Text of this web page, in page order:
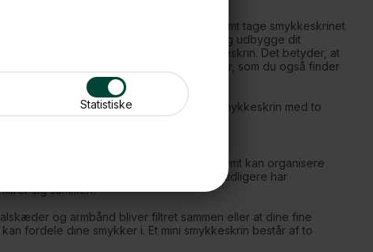
Statistiske
badeværelse og værelse, og du kan nemt tage smykkeskrinet
konceptet er, at du selv kan designe og udbygge dit
hvis du gerne vil udvide dit smykkeskrin. Det betyder, at
Stackers smykkeskrin i andre størrelser, som du også finder
Denne størrelse findes som færdige smykkeskrin med to
smykker og forskellige moduler, så du nemt kan organisere
så de forbliver smukke. Hvis du ikke tidligere har
sig sammen.
og armbånd bliver filtret sammen eller at dine fine
fordele dine smykker i. Et mini smykkeskrin består af to